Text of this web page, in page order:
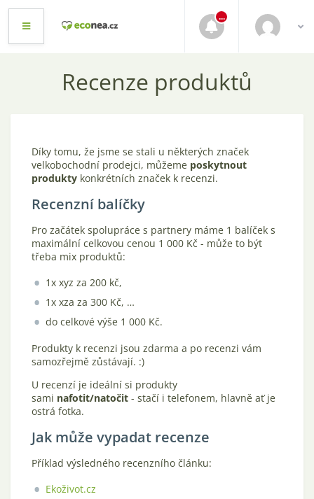
...
Recenze produktů
Díky tomu, že jsme se stali u některých značek
velkobochodní prodejci, můžeme poskytnout
produkty konkrétních značek k recenzi.
Recenzní balíčky
Pro začátek spolupráce s partnery máme 1 balíček s
maximální celkovou cenou 1 000 Kč - může to být
třeba mix produktů:
1x xyz za 200 kč,
1x xza za 300 Kč, …
do celkové výše 1 000 Kč.
Produkty k recenzi jsou zdarma a po recenzi vám
samozřejmě zůstávají. :)
U recenzí je ideální si produkty
sami nafotit/natočit - stačí i telefonem, hlavně ať je
ostrá fotka.
Jak může vypadat recenze
Příklad výsledného recenzního článku:
Ekoživot.cz